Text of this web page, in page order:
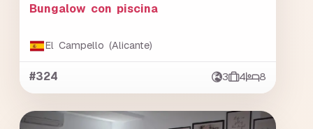
Bungalow con piscina
El Campello (Alicante)
#324 3 4 8